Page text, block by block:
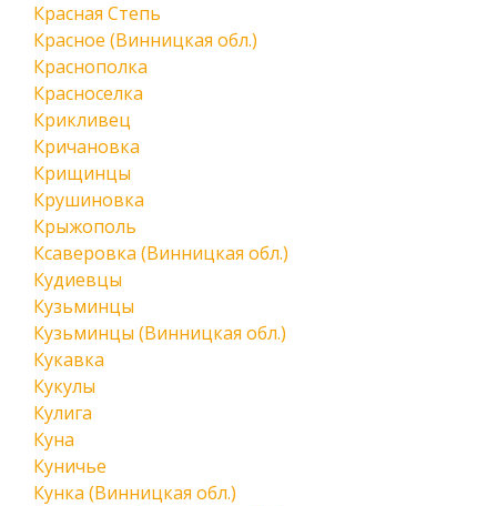
Красная Степь
Красное (Винницкая обл.)
Краснополка
Красноселка
Крикливец
Кричановка
Крищинцы
Крушиновка
Крыжополь
Ксаверовка (Винницкая обл.)
Кудиевцы
Кузьминцы
Кузьминцы (Винницкая обл.)
Кукавка
Кукулы
Кулига
Куна
Куничье
Кунка (Винницкая обл.)